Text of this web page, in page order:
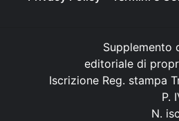
Supplemento
editoriale di
Iscrizione Reg. stampa
P.
N.